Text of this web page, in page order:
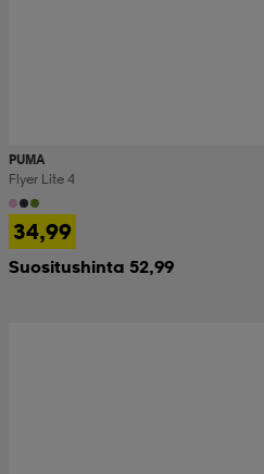
PUMA
Flyer Lite 4
34,99
Suositushinta 52,99